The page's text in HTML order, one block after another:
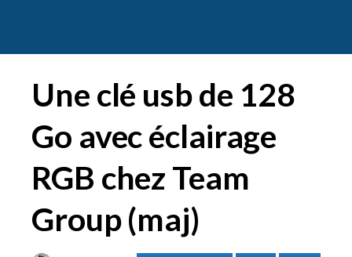
Une clé usb de 128
Go avec éclairage
RGB chez Team
Group (maj)